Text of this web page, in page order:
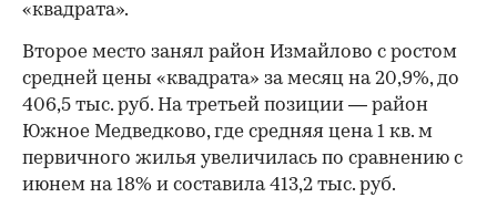
«квадрата».
Второе место занял район Измайлово с ростом
средней цены «квадрата» за месяц на 20,9%, до
406,5 тыс. руб. На третьей позиции — район
Южное Медведково, где средняя цена 1 кв. м
первичного жилья увеличилась по сравнению с
июнем на 18% и составила 413,2 тыс. руб.